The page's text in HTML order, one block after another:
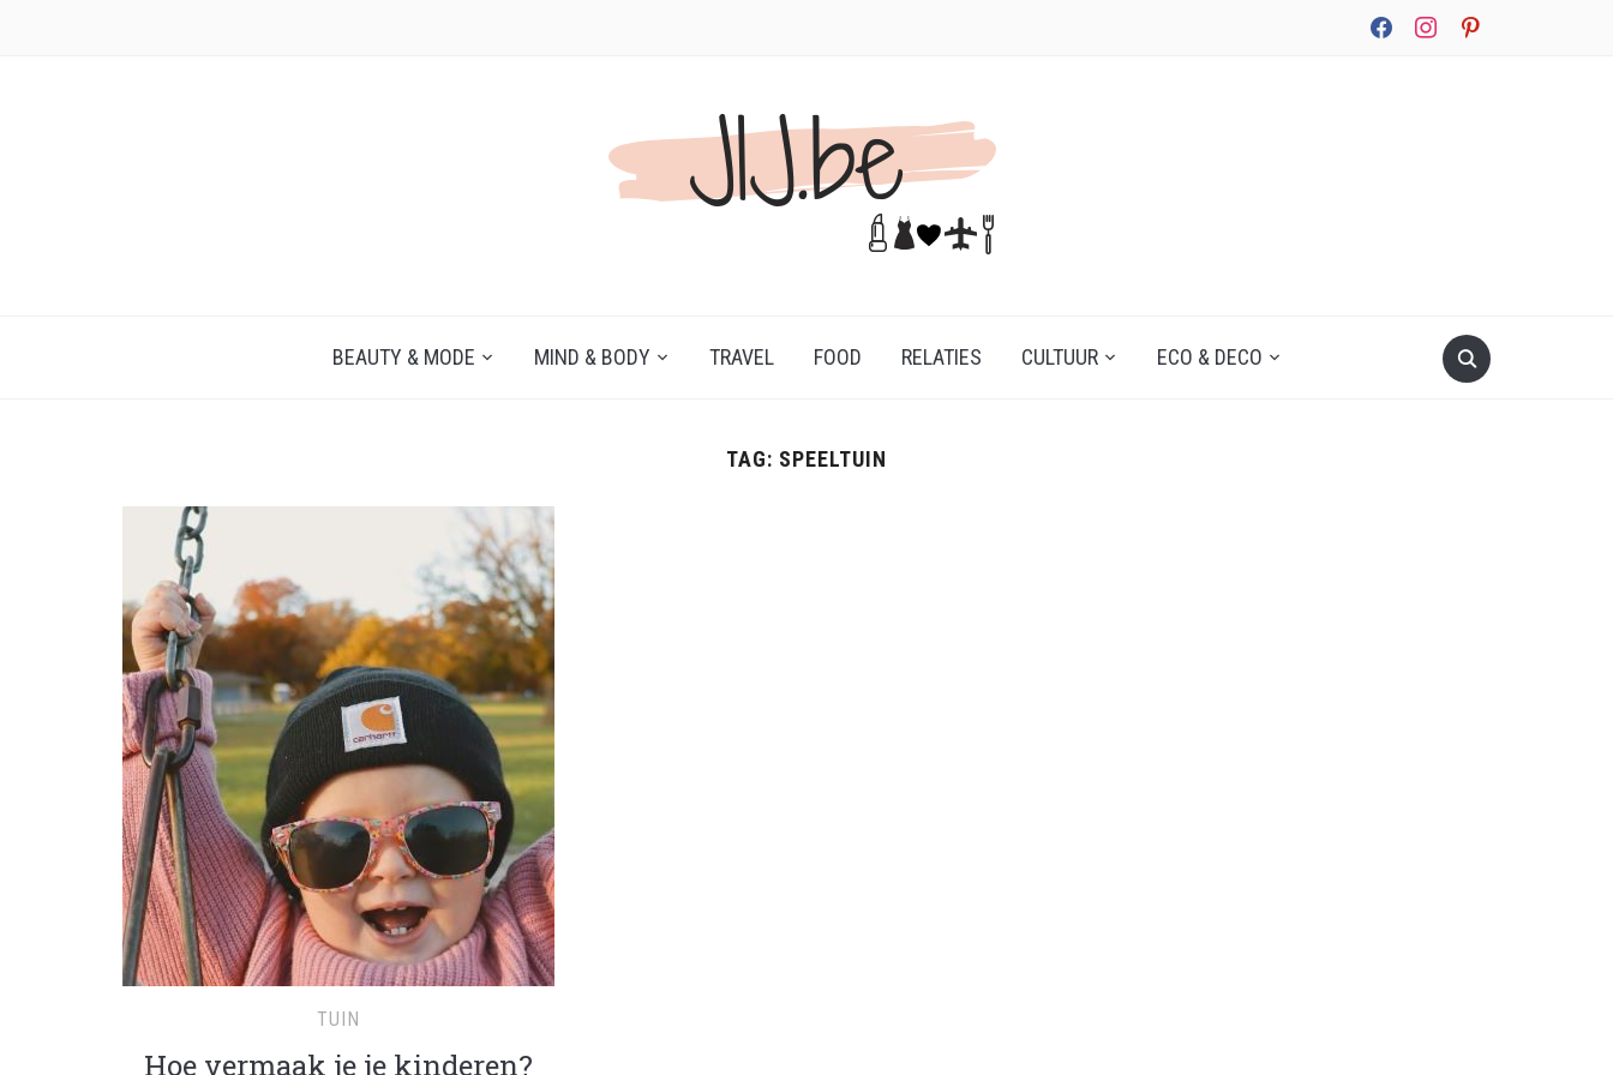
facebookinstagrampinterest
BEAUTY & MODE MIND & BODY TRAVEL FOOD RELATIES CULTUUR ECO & DECO
TAG: SPEELTUIN
TUIN
Hoe vermaak je je kinderen?